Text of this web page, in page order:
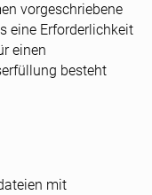
vorgeschriebene
eine Erforderlichkeit
einen
besteht
mit